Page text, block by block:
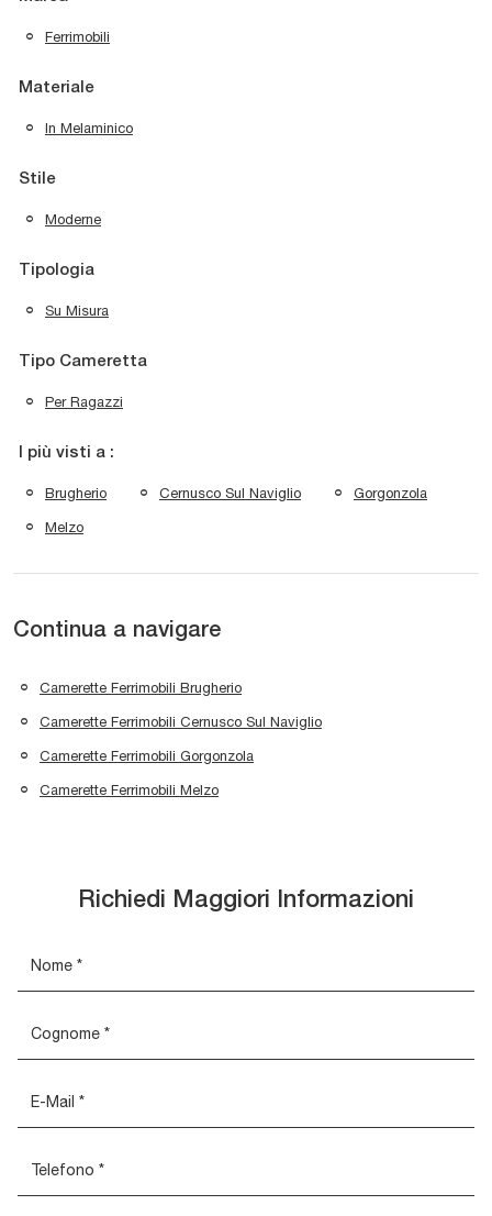
Ferrimobili
Materiale
In Melaminico
Stile
Moderne
Tipologia
Su Misura
Tipo Cameretta
Per Ragazzi
I più visti a :
Brugherio Cernusco Sul Naviglio Gorgonzola
Melzo
Continua a navigare
Camerette Ferrimobili Brugherio
Camerette Ferrimobili Cernusco Sul Naviglio
Camerette Ferrimobili Gorgonzola
Camerette Ferrimobili Melzo
Richiedi Maggiori Informazioni